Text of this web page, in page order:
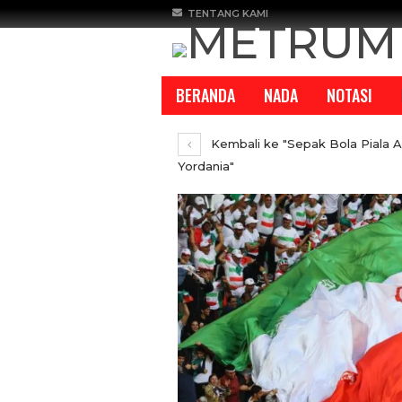
TENTANG KAMI
BERANDA NADA NOTASI
Kembali ke "Sepak Bola Piala
Yordania"
REPORTASE